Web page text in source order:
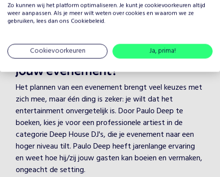
Waarom Paulo Deep boeken voor
jouw evenement?
Het plannen van een evenement brengt veel keuzes met
zich mee, maar één ding is zeker: je wilt dat het
entertainment onvergetelijk is. Door Paulo Deep te
boeken, kies je voor een professionele artiest in de
categorie Deep House DJ's, die je evenement naar een
hoger niveau tilt. Paulo Deep heeft jarenlange ervaring
en weet hoe hij/zij jouw gasten kan boeien en vermaken,
ongeacht de setting.
Zo kunnen wij het platform optimaliseren. Je kunt je cookievoorkeuren altijd
weer aanpassen. Als je meer wilt weten over cookies en waarom we ze
gebruiken, lees dan ons Cookiebeleid.
Cookievoorkeuren Ja, prima!